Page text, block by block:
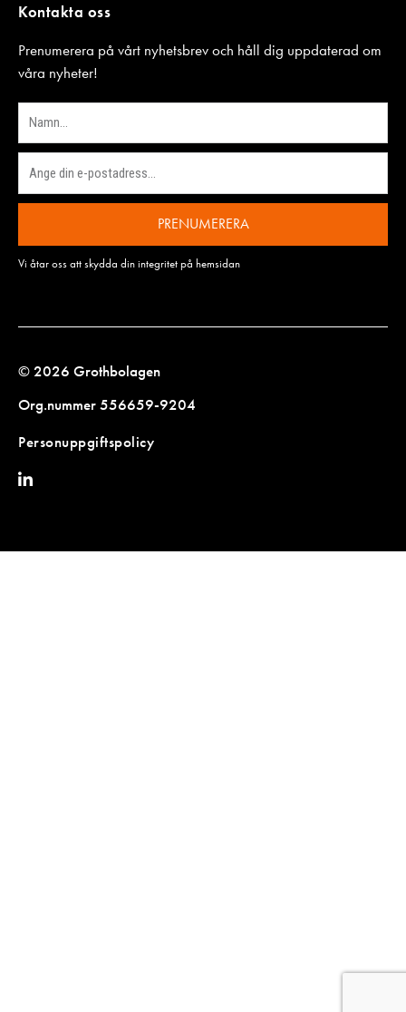
Kontakta oss
Prenumerera på vårt nyhetsbrev och håll dig uppdaterad om
våra nyheter!
PRENUMERERA
Vi åtar oss att skydda din integritet på hemsidan
© 2026 Grothbolagen
Org.nummer 556659-9204
Personuppgiftspolicy